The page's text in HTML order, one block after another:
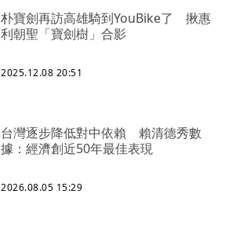
朴寶劍再訪高雄騎到YouBike了 揪惠
利朝聖「寶劍樹」合影
2025.12.08 20:51
台灣逐步降低對中依賴 賴清德秀數
據：經濟創近50年最佳表現
2026.08.05 15:29